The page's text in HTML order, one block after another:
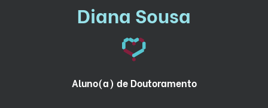
Diana Sousa
Aluno(a) de Doutoramento